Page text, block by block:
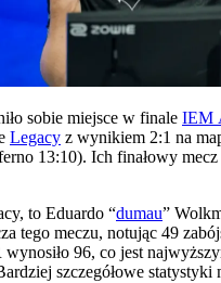
sobie miejsce w finale IEM
Legacy z wynikiem 2:1 na
13:10). Ich finałowy mecz
to Eduardo “dumau”
tego meczu, notując 49
96, co jest
szczegółowe statystyki